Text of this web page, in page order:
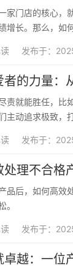
家门店的核心，
增长。那么，如
发布于：
者的力量：
责就能胜任，比
主动追求极致，
发布于：
处理不合格
品后，如何高效
。
发布于：
卓越：一位